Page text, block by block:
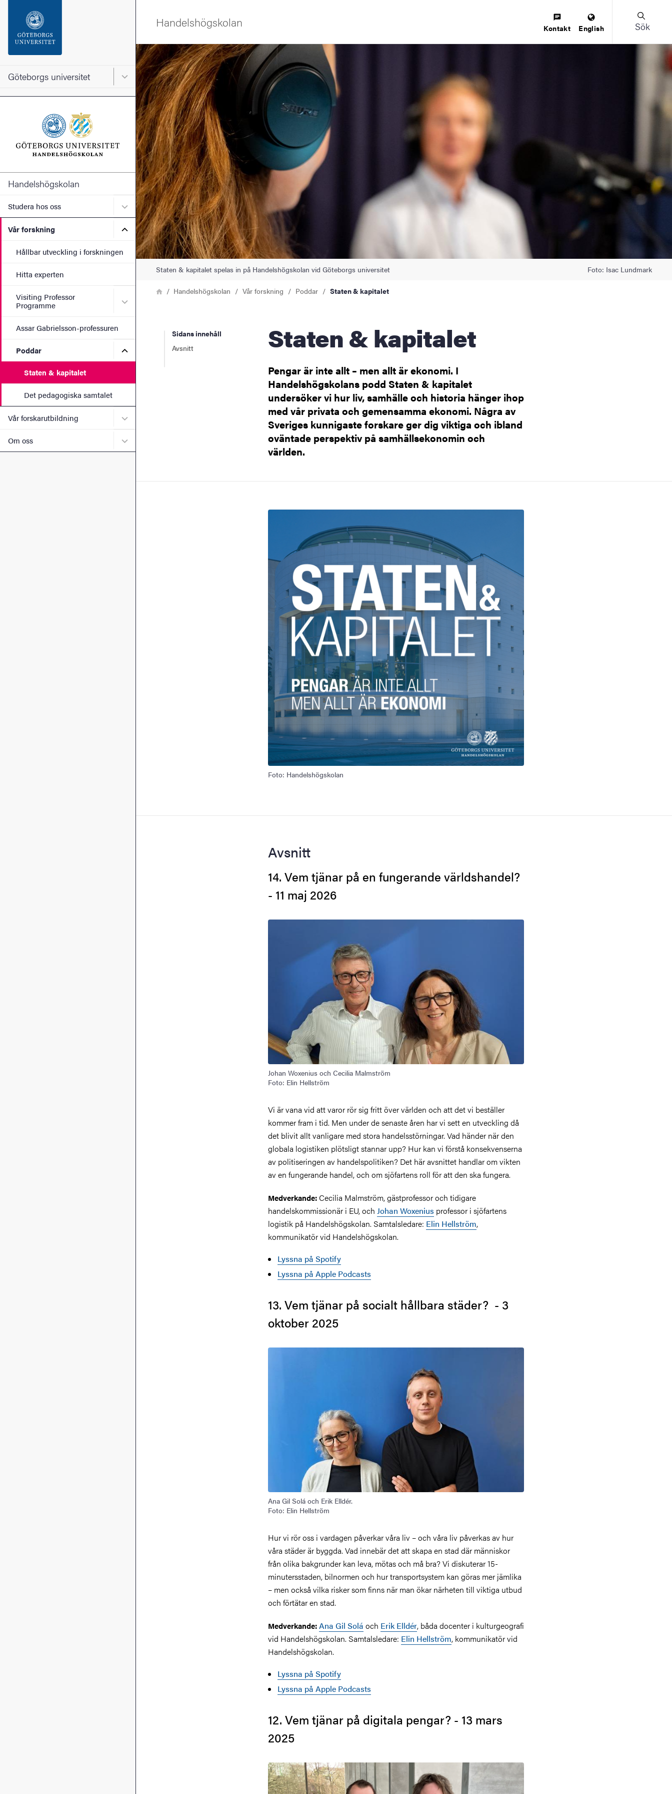
Sidfoten
Göteborgs universitet Huvudmeny för Göteborgs universitet
Handelshögskolan
Studera hos oss Undermeny för Studera hos oss
Vår forskning Undermeny för Vår forskning
Hållbar utveckling i forskningen
Hitta experten
Visiting Professor
Programme
Undermeny för Visiting Professor Programme
Assar Gabrielsson-professuren
Poddar Undermeny för Poddar
Staten & kapitalet
Det pedagogiska samtalet
Vår forskarutbildning Undermeny för Vår forskarutbildning
Om oss Undermeny för Om oss
Handelshögskolan Kontakt English Sök
Bild
Staten & kapitalet spelas in på Handelshögskolan vid Göteborgs universitet Foto: Isac Lundmark
LänkstigHemHandelshögskolan Vår forskning Poddar Staten & kapitalet
Sidans innehåll
Avsnitt
Staten & kapitalet
Pengar är inte allt – men allt är ekonomi. I
Handelshögskolans podd Staten & kapitalet
undersöker vi hur liv, samhälle och historia hänger ihop
med vår privata och gemensamma ekonomi. Några av
Sveriges kunnigaste forskare ger dig viktiga och ibland
oväntade perspektiv på samhällsekonomin och
världen.
Foto: Handelshögskolan
Avsnitt
14. Vem tjänar på en fungerande världshandel?
- 11 maj 2026
Bild
Johan Woxenius och Cecilia Malmström
Foto: Elin Hellström
Vi är vana vid att varor rör sig fritt över världen och att det vi beställer
kommer fram i tid. Men under de senaste åren har vi sett en utveckling då
det blivit allt vanligare med stora handelsstörningar. Vad händer när den
globala logistiken plötsligt stannar upp? Hur kan vi förstå konsekvenserna
av politiseringen av handelspolitiken? Det här avsnittet handlar om vikten
av en fungerande handel, och om sjöfartens roll för att den ska fungera.
Medverkande:Cecilia Malmström, gästprofessor och tidigare
handelskommissionär i EU, och Johan Woxenius professor i sjöfartens
logistik på Handelshögskolan. Samtalsledare: Elin Hellström,
kommunikatör vid Handelshögskolan.
Lyssna på Spotify
Lyssna på Apple Podcasts
13. Vem tjänar på socialt hållbara städer? - 3
oktober 2025
Bild
Ana Gil Solá och Erik Elldér.
Foto: Elin Hellström
Hur vi rör oss i vardagen påverkar våra liv – och våra liv påverkas av hur
våra städer är byggda. Vad innebär det att skapa en stad där människor
från olika bakgrunder kan leva, mötas och må bra? Vi diskuterar 15-
minutersstaden, bilnormen och hur transportsystem kan göras mer jämlika
– men också vilka risker som finns när man ökar närheten till viktiga utbud
och förtätar en stad.
Medverkande:Ana Gil Solá och Erik Elldér, båda docenter i kulturgeografi
vid Handelshögskolan. Samtalsledare: Elin Hellström, kommunikatör vid
Handelshögskolan.
Lyssna på Spotify
Lyssna på Apple Podcasts
12. Vem tjänar på digitala pengar? - 13 mars
2025
Bild